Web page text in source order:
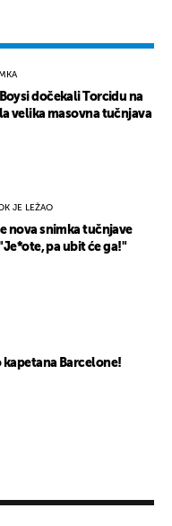
dočekali Torcidu na
velika masovna tučnjava
JE LEŽAO
nova snimka tučnjave
pa ubit će ga!"
kapetana Barcelone!